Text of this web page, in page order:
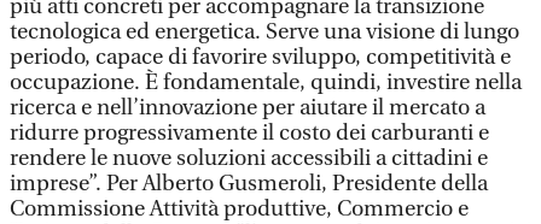
più atti concreti per accompagnare la transizione
tecnologica ed energetica. Serve una visione di lungo
periodo, capace di favorire sviluppo, competitività e
occupazione. È fondamentale, quindi, investire nella
ricerca e nell’innovazione per aiutare il mercato a
ridurre progressivamente il costo dei carburanti e
rendere le nuove soluzioni accessibili a cittadini e
imprese”. Per Alberto Gusmeroli, Presidente della
Commissione Attività produttive, Commercio e